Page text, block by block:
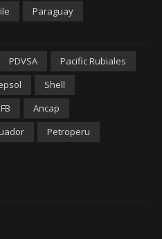
Paraguay
PDVSA
Pacific Rubiales
Shell
Ancap
Petroperu